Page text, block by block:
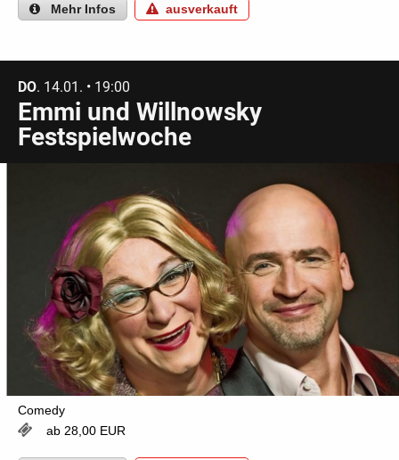
Mehr Infos ausverkauft
DO. 14.01. • 19:00
Emmi und Willnowsky
Festspielwoche
Comedy
ab 28,00 EUR